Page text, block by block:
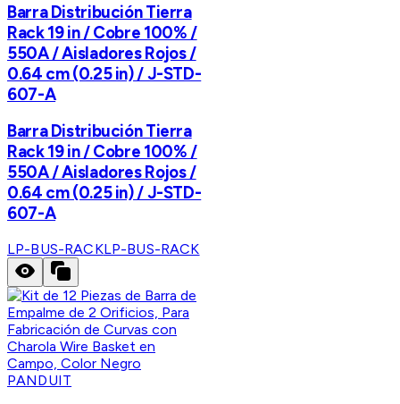
Barra Distribución Tierra
Rack 19 in / Cobre 100% /
550A / Aisladores Rojos /
0.64 cm (0.25 in) / J-STD-
607-A
Barra Distribución Tierra
Rack 19 in / Cobre 100% /
550A / Aisladores Rojos /
0.64 cm (0.25 in) / J-STD-
607-A
LP-BUS-RACKLP-BUS-RACK
PANDUIT